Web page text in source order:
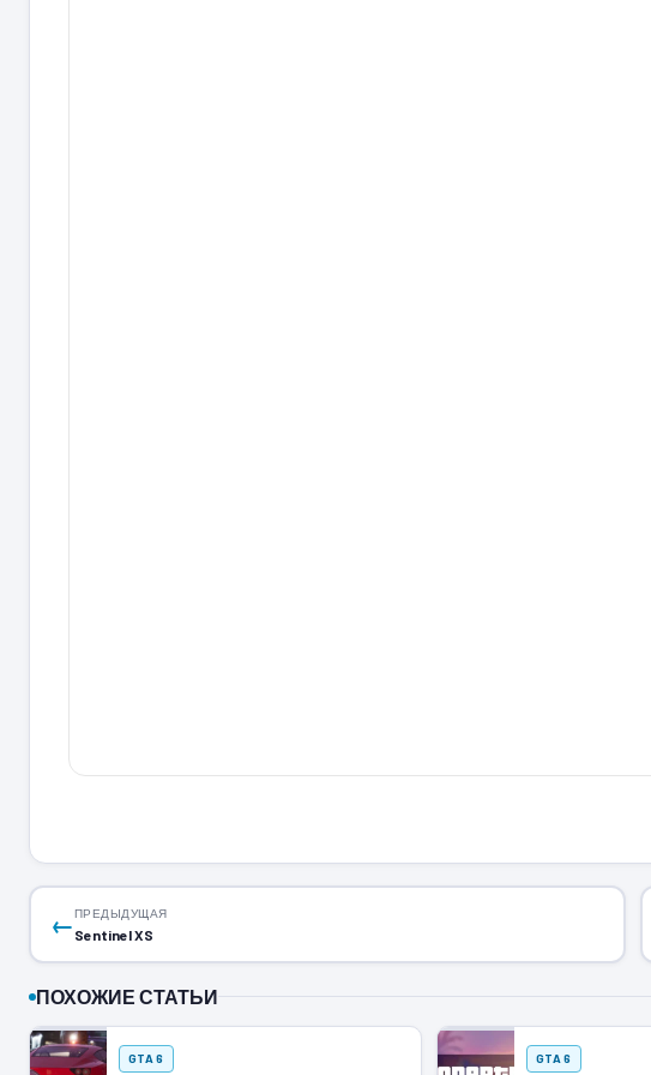
←ПРЕДЫДУЩАЯ
Sentinel XS
ПОХОЖИЕ СТАТЬИ
GTA 6 GTA 6